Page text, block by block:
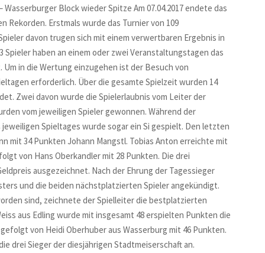
Block wieder Spitze Am 07.04.2017 endete das
Erstmals wurde das Turnier von 109
davon trugen sich mit einem verwertbaren Ergebnis in
Spieler haben an einem oder zwei Veranstaltungstagen das
in die Wertung einzugehen ist der Besuch von
erforderlich. Über die gesamte Spielzeit wurden 14
Zwei davon wurde die Spielerlaubnis vom Leiter der
vom jeweiligen Spieler gewonnen. Während der
Spieltages wurde sogar ein Si gespielt. Den letzten
mit 34 Punkten Johann Mangstl. Tobias Anton erreichte mit
von Hans Oberkandler mit 28 Punkten. Die drei
ausgezeichnet. Nach der Ehrung der Tagessieger
und die beiden nächstplatzierten Spieler angekündigt.
sind, zeichnete der Spielleiter die bestplatzierten
aus Edling wurde mit insgesamt 48 erspielten Punkten die
von Heidi Oberhuber aus Wasserburg mit 46 Punkten.
drei Sieger der diesjährigen Stadtmeiserschaft an.